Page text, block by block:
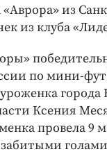
чтиво
года
из
из клуба
по мини-
города
Ксения
провела 9